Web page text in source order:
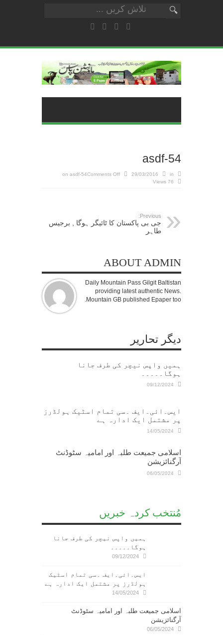
asdf-54
in
29/03/2016
Comments Off
on asdf-54
76 Views
Previous:
جی بی پاکستان کا ٹائیگر ہوگا , برجیس
طاہر
ABOUT ADMIN
Daily Mountain Pass Gilgit Baltistan
providing latest authentic News.
Mountain GB published Epaper too.
دیگر تحاریر
ہمیں واپس نیچر کی طرف جانا
ہوگا۔۔۔۔۔
09/12/2024
ایس۔ائی۔ایف ۔سی تمام اسٹیک ہولڈرز
پر مشتمل ایک ادارہ ہے
14/05/2024
اسلامی جمیعت طلبہ اور امامیہ سٹوڈنٹ
آرگنائزیشن
06/05/2024
مُنتخب کردہ خبریں
ہمیں واپس نیچر کی طرف جانا
ہوگا۔۔۔۔۔
09/12/2024
ایس۔ائی۔ایف ۔سی تمام اسٹیک
ہولڈرز پر مشتمل ایک ادارہ ہے
14/05/2024
اسلامی جمیعت طلبہ اور امامیہ سٹوڈنٹ
آرگنائزیشن
06/05/2024